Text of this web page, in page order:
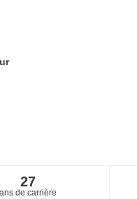
27
ans de carrière